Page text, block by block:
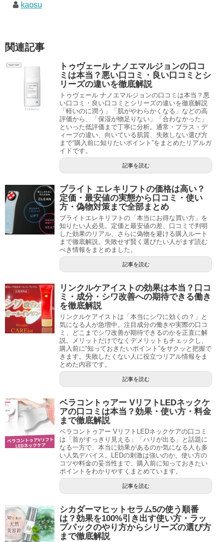
kaosu
関連記事
トゥヴェール ナノエマルジョンの口コ
ミは本当？悪い口コミ・良い口コミとシ
リーズの違いを徹底解説
トゥヴェール ナノエマルジョンの口コミは本当？悪
い口コミ・良い口コミとシリーズの違いを徹底解説
「軽いのに潤う」「肌がやわらかくなる」などの高
評価から、「保湿が物足りない」「合わなかった」
といった低評価まで丁寧に分析。通常・プラス・デ
ィープの違い、向いている肌質、失敗しない選び方
まで“購入前に知りたいポイント”をまとめたリアルガ
イドです。
記事を読む
ブライト エレキリフトの価格は高い？
定価・最安値の実態から口コミ・使い
方・偽物対策まで全部まとめ
ブライトエレキリフトの「本当にお得な買い方」を
知りたい人必見。定価と最安値の差、口コミで判明
した効果のリアル、さらに偽物を避ける購入ルート
まで徹底解説。失敗せず賢く選びたい人がまず読む
べき情報をまとめました。
記事を読む
リンクルケアイストの効果は本当？口コ
ミ・成分・シワ改善への期待できる働き
を徹底解説
リンクルケアイストは「本当にシワに効くの？」と
気になる人が急増中。注目成分の働きや実際の口コ
ミ、どこまでシワ改善が期待できるのかを正直に解
説。メリットだけでなくデメリットもチェックし、
購入前に“知っておきたいポイント”をサクッと把握で
きます。失敗したくない人に役立つリアル情報をま
とめた内容です。
記事を読む
ベラコントゥアー VリフトLEDネックケ
アの口コミは本当？効果・使い方・料金
まで徹底解説
ベラコントゥアー VリフトLEDネックケアの口コミ
は「首がすっきり見える」「ハリが出る」と話題に
なる一方で、本当に効果があるのか気になる人も多
い人気デバイス。LEDの刺激は強いのか、使い方の
コツや料金の妥当性まで、購入前に知っておきたい
ポイントをわかりやすくまとめています。
記事を読む
シカダーマヒットセラム5の使う順番
は？効果を100%引き出す使い方・ラッ
プパックのやり方からシリーズの選び方
まで徹底解説